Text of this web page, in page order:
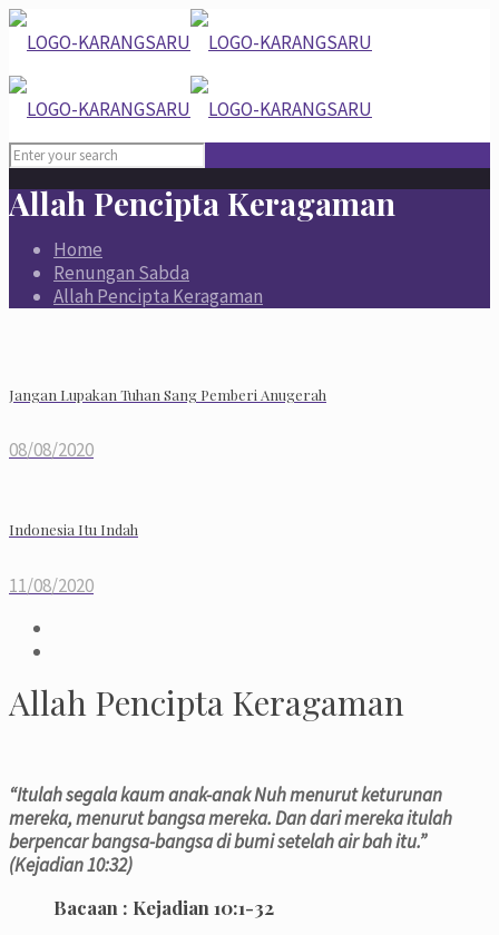
Allah Pencipta Keragaman
Home
Renungan Sabda
Allah Pencipta Keragaman
Jangan Lupakan Tuhan Sang Pemberi Anugerah
08/08/2020
Indonesia Itu Indah
11/08/2020
Allah Pencipta Keragaman
“Itulah segala kaum anak-anak Nuh menurut keturunan
mereka, menurut bangsa mereka. Dan dari mereka itulah
berpencar bangsa-bangsa di bumi setelah air bah itu.”
(Kejadian 10:32)
Bacaan : Kejadian 10:1-32